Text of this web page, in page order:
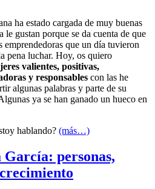
ha estado cargada de muy buenas
le gustan porque se da cuenta de que
emprendedoras que un día tuvieron
pena luchar. Hoy, os quiero
valientes, positivas,
y responsables con las he
algunas palabras y parte de su
ya se han ganado un hueco en
hablando? (más…)
personas,